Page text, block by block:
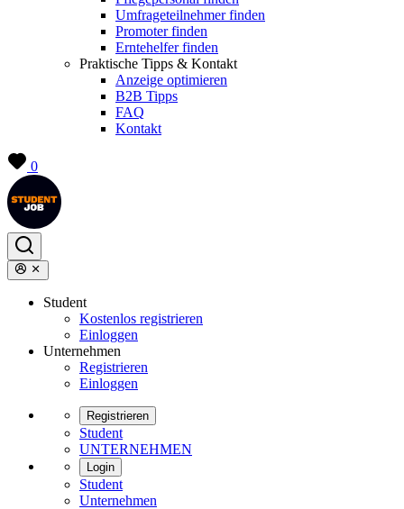
Umfrageteilnehmer finden
Promoter finden
Erntehelfer finden
Praktische Tipps & Kontakt
Anzeige optimieren
B2B Tipps
FAQ
Kontakt
0
Student
Kostenlos registrieren
Einloggen
Unternehmen
Registrieren
Einloggen
Registrieren
Student
UNTERNEHMEN
Login
Student
Unternehmen